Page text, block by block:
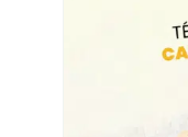
Évaluer le
Explorer la